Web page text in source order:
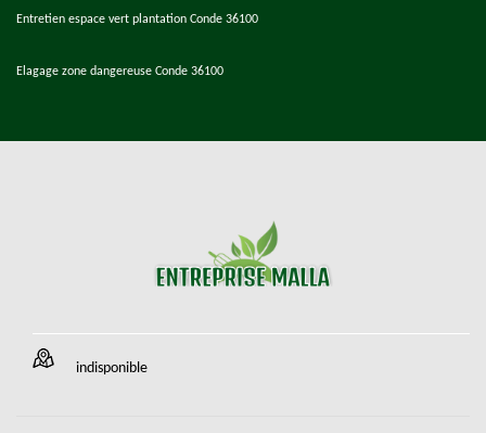
Entretien espace vert plantation Conde 36100
Elagage zone dangereuse Conde 36100
indisponible